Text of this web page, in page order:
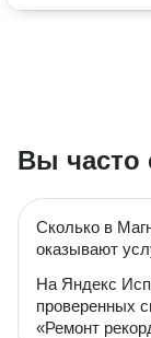
Вы часто
Сколько в
оказывают
На Яндекс
проверенных
«Ремонт